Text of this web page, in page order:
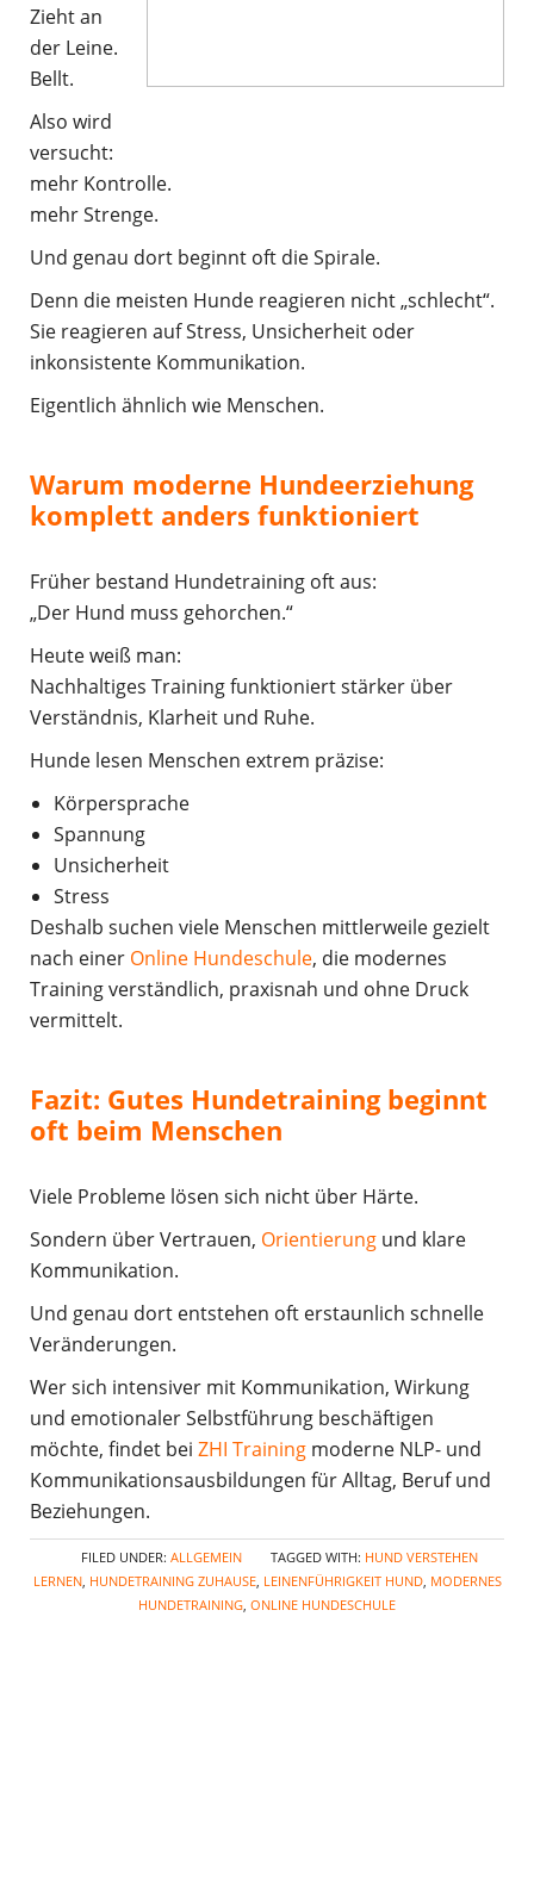
Zieht an
der Leine.
Bellt.
Also wird
versucht:
mehr Kontrolle.
mehr Strenge.
Und genau dort beginnt oft die Spirale.
Denn die meisten Hunde reagieren nicht „schlecht“.
Sie reagieren auf Stress, Unsicherheit oder
inkonsistente Kommunikation.
Eigentlich ähnlich wie Menschen.
Warum moderne Hundeerziehung
komplett anders funktioniert
Früher bestand Hundetraining oft aus:
„Der Hund muss gehorchen.“
Heute weiß man:
Nachhaltiges Training funktioniert stärker über
Verständnis, Klarheit und Ruhe.
Hunde lesen Menschen extrem präzise:
Körpersprache
Spannung
Unsicherheit
Stress
Deshalb suchen viele Menschen mittlerweile gezielt
nach einer Online Hundeschule, die modernes
Training verständlich, praxisnah und ohne Druck
vermittelt.
Fazit: Gutes Hundetraining beginnt
oft beim Menschen
Viele Probleme lösen sich nicht über Härte.
Sondern über Vertrauen, Orientierung und klare
Kommunikation.
Und genau dort entstehen oft erstaunlich schnelle
Veränderungen.
Wer sich intensiver mit Kommunikation, Wirkung
und emotionaler Selbstführung beschäftigen
möchte, findet bei ZHI Training moderne NLP- und
Kommunikationsausbildungen für Alltag, Beruf und
Beziehungen.
FILED UNDER: ALLGEMEIN TAGGED WITH: HUND VERSTEHEN
LERNEN, HUNDETRAINING ZUHAUSE, LEINENFÜHRIGKEIT HUND, MODERNES
HUNDETRAINING ONLINE HUNDESCHULE